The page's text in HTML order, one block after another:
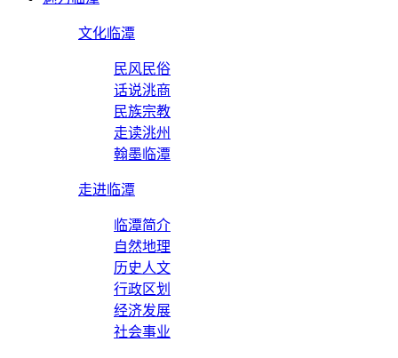
文化临潭
民风民俗
话说洮商
民族宗教
走读洮州
翰墨临潭
走进临潭
临潭简介
自然地理
历史人文
行政区划
经济发展
社会事业